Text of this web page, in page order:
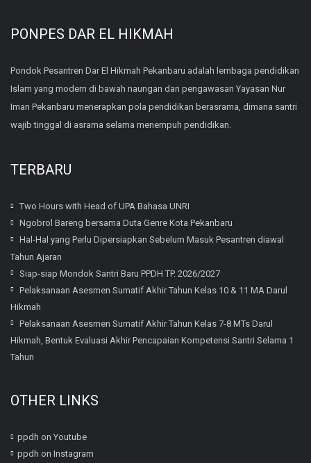
PONPES DAR EL HIKMAH
Pondok Pesantren Dar El Hikmah Pekanbaru adalah lembaga pendidikan
Islam yang modern di bawah naungan dan pengawasan Yayasan Nur
Iman Pekanbaru menerapkan pola pendidikan berasrama, dimana santri
wajib tinggal di asrama selama menempuh pendidikan.
TERBARU
Two Hours with Head of UPA Bahasa UNRI
Ngobrol Bareng bersama Duta Genre Kota Pekanbaru
Hal-Hal yang Perlu Dipersiapkan Sebelum Masuk Pesantren diawal
Tahun Ajaran
Siap-siap Mondok Santri Baru PPDH TP. 2026/2027
Pelaksanaan Asesmen Sumatif Akhir Tahun Kelas 10 & 11 MA Darul
Hikmah
Pelaksanaan Asesmen Sumatif Akhir Tahun Kelas 7-8 MTs Darul
Hikmah, Bentuk Evaluasi Akhir Pencapaian Kompetensi Santri Selama 1
Tahun
OTHER LINKS
ppdh on Youtube
ppdh on Instagram